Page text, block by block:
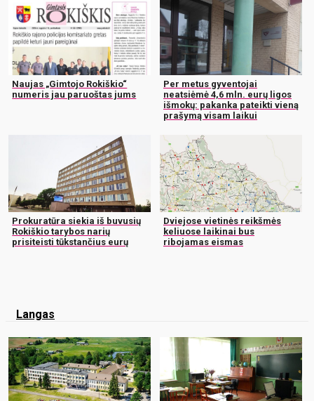
Naujas „Gimtojo Rokiškio“
numeris jau paruoštas jums
Per metus gyventojai
neatsiėmė 4,6 mln. eurų ligos
išmokų: pakanka pateikti vieną
prašymą visam laikui
Prokuratūra siekia iš buvusių
Rokiškio tarybos narių
prisiteisti tūkstančius eurų
Dviejose vietinės reikšmės
keliuose laikinai bus
ribojamas eismas
Langas